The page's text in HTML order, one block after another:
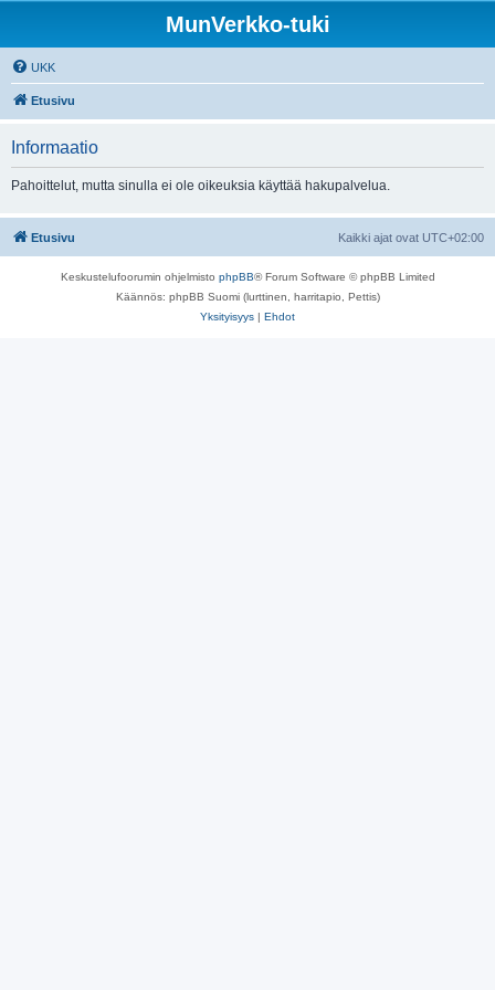
MunVerkko-tuki
UKK
Etusivu
Informaatio
Pahoittelut, mutta sinulla ei ole oikeuksia käyttää hakupalvelua.
Etusivu Kaikki ajat ovat UTC+02:00
Keskustelufoorumin ohjelmisto phpBB® Forum Software © phpBB Limited
Käännös: phpBB Suomi (lurttinen, harritapio, Pettis)
Yksityisyys | Ehdot